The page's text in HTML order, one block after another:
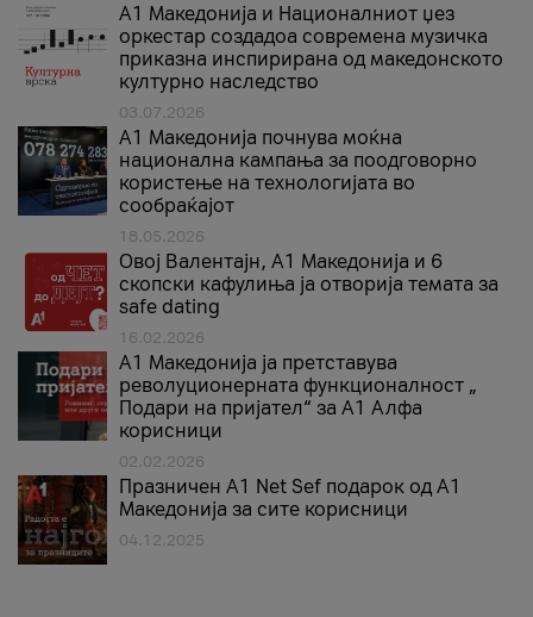
А1 Македонија и Националниот џез
оркестар создадоа современа музичка
приказна инспирирана од македонското
културно наследство
03.07.2026
A1 Македонија почнува моќна
национална кампања за поодговорно
користење на технологијата во
сообраќајот
18.05.2026
Овој Валентајн, A1 Македонија и 6
скопски кафулиња ја отворија темата за
safe dating
16.02.2026
А1 Македонија ја претставува
револуционерната функционалност „
Подари на пријател“ за А1 Алфа
корисници
02.02.2026
Празничен A1 Net Sеf подарок од А1
Македонија за сите корисници
04.12.2025